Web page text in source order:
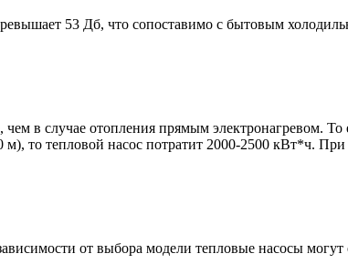
53 Дб, что сопоставимо с бытовым
в случае отопления прямым электронагревом. То
то тепловой насос потратит 2000-2500 кВт*ч.
от выбора модели тепловые насосы